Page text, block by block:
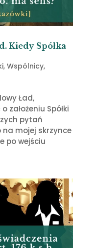
Kiedy Spółka
, Wspólnicy,
Ład,
założeniu Spółki
pytań
mojej skrzynce
po wejściu